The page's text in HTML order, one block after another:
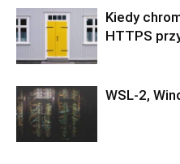
Kiedy
HTTPS
WSL-2,